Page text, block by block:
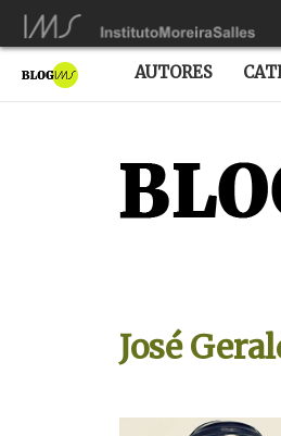
AUTORES
José